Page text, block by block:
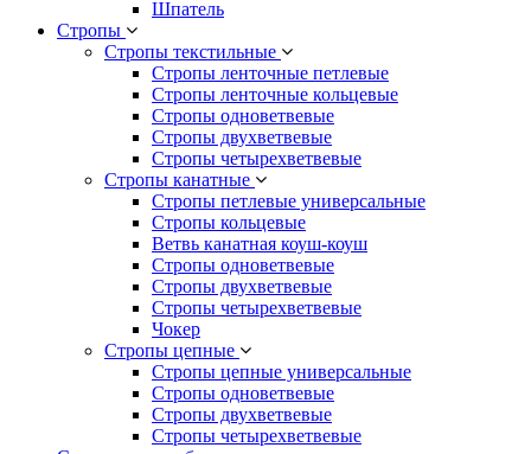
Шпатель
Стропы
Стропы текстильные
Стропы ленточные петлевые
Стропы ленточные кольцевые
Стропы одноветвевые
Стропы двухветвевые
Стропы четырехветвевые
Стропы канатные
Стропы петлевые универсальные
Стропы кольцевые
Ветвь канатная коуш-коуш
Стропы одноветвевые
Стропы двухветвевые
Стропы четырехветвевые
Чокер
Стропы цепные
Стропы цепные универсальные
Стропы одноветвевые
Стропы двухветвевые
Стропы четырехветвевые